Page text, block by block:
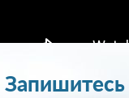
Запишитесь